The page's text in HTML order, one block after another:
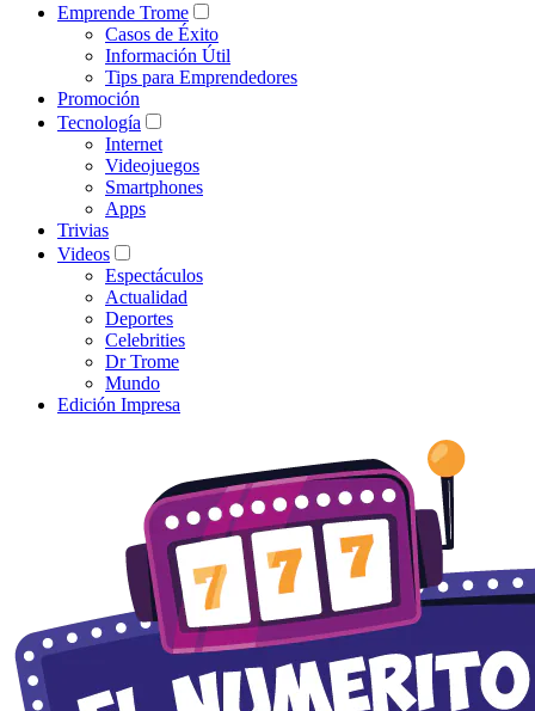
Emprende Trome
Casos de Éxito
Información Útil
Tips para Emprendedores
Promoción
Tecnología
Internet
Videojuegos
Smartphones
Apps
Trivias
Videos
Espectáculos
Actualidad
Deportes
Celebrities
Dr Trome
Mundo
Edición Impresa